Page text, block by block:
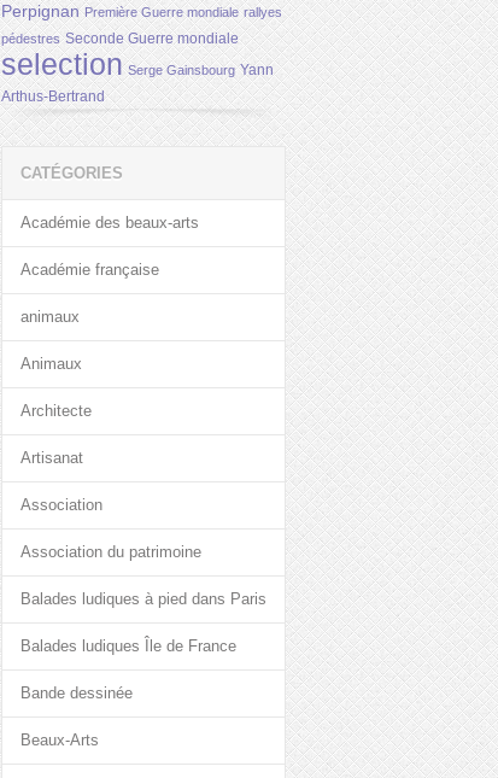
Perpignan Première Guerre mondiale rallyes
pédestres Seconde Guerre mondiale
selection Serge Gainsbourg Yann
Arthus-Bertrand
CATÉGORIES
Académie des beaux-arts
Académie française
animaux
Animaux
Architecte
Artisanat
Association
Association du patrimoine
Balades ludiques à pied dans Paris
Balades ludiques Île de France
Bande dessinée
Beaux-Arts